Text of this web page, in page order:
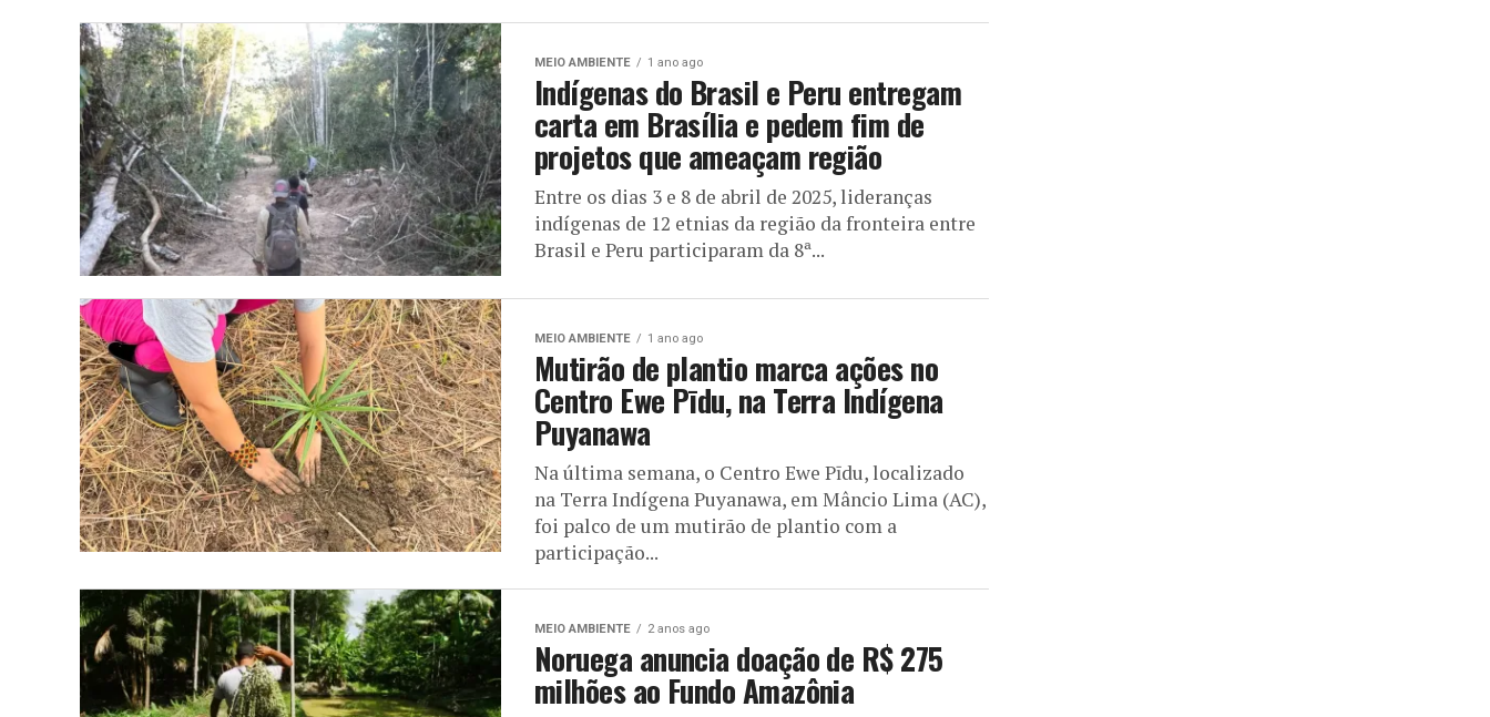
MEIO AMBIENTE 1 ano ago
Indígenas do Brasil e Peru entregam
carta em Brasília e pedem fim de
projetos que ameaçam região
Entre os dias 3 e 8 de abril de 2025, lideranças
indígenas de 12 etnias da região da fronteira entre
Brasil e Peru participaram da 8ª...
MEIO AMBIENTE 1 ano ago
Mutirão de plantio marca ações no
Centro Ewe Pīdu, na Terra Indígena
Puyanawa
Na última semana, o Centro Ewe Pīdu, localizado
na Terra Indígena Puyanawa, em Mâncio Lima (AC),
foi palco de um mutirão de plantio com a
participação...
MEIO AMBIENTE 2 anos ago
Noruega anuncia doação de R$ 275
milhões ao Fundo Amazônia